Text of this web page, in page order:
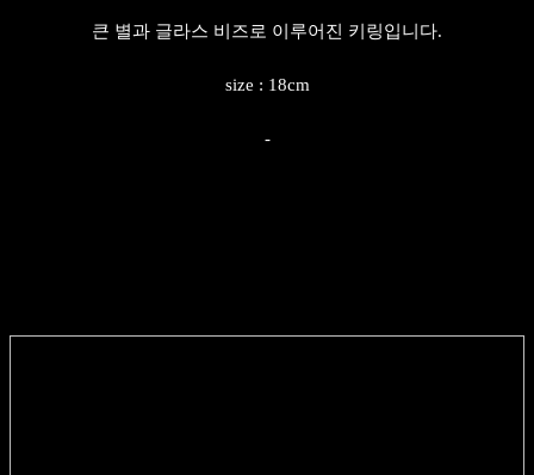
큰 별과 글라스 비즈로 이루어진 키링입니다.
size : 18cm
-